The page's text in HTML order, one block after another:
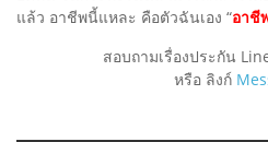
แล้ว อาชีพนี้แหละ คือตัวฉันเอง “อาชี
สอบถามเรื่องประกัน
หรือ ลิงก์